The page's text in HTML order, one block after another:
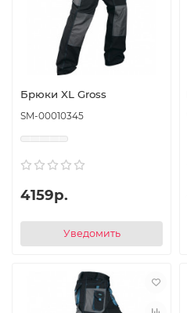
Брюки XL Gross
SM-00010345
4159р.
Уведомить